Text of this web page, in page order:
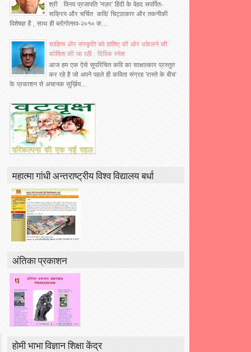
श्री विनय प्रजापति 'नज़र' हिंदी के वेहद सपर्पित-
सक्रिय और चर्चित कवि/ चिट्ठाकार और तकनीकी
विशेषज्ञ हैं , साथ ही ब्लोगोत्सव-२०१० क...
साहित्य ऒर संस्कृति को हाशिए की ओर धकेलने की
कोशिश की जा रही : दिविक रमेश
आज हम एक ऐसे सुपरिचित कवि का साक्षात्कार प्रस्तुत
कर रहे है जो अपने पहले ही कविता संग्रह 'रास्ते के बीच'
के प्रकाशन से अचानक सुर्ख़िय...
महात्मा गांधी अन्तराष्ट्रीय विश्व विद्यालय बर्धा
अंतिका प्रकाशन
होमी भाभा विज्ञान शिक्षा केंद्र